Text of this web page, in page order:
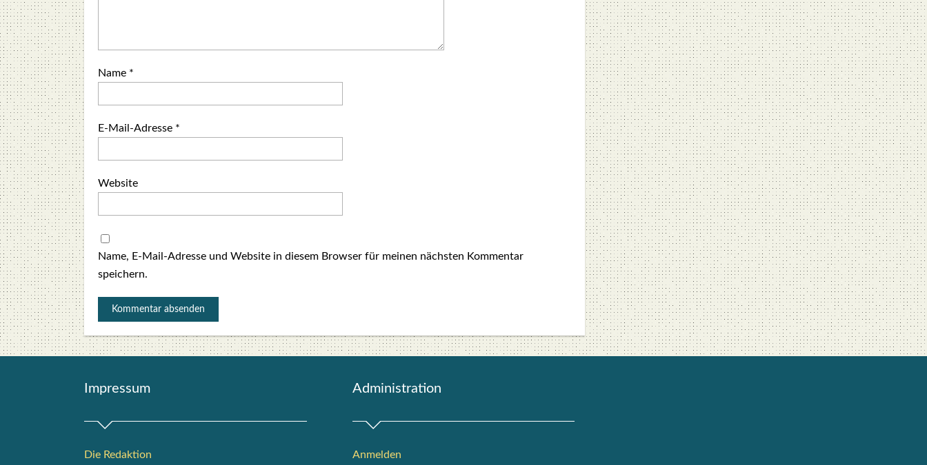
Name *
E-Mail-Adresse *
Website
Name, E-Mail-Adresse und Website in diesem Browser für meinen nächsten Kommentar
speichern.
Impres­sum
Die Redak­ti­on
Admi­nis­tra­ti­on
Anmelden